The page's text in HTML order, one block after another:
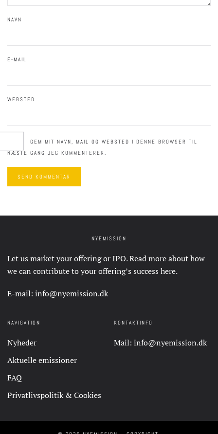
NAVN
E-MAIL
WEBSTED
GEM MIT NAVN, MAIL OG WEBSTED I DENNE BROWSER TIL
NÆSTE GANG JEG KOMMENTERER.
SEND KOMMENTAR
NYEMISSION
Let us market your offering or IPO. Read more about how
we can contribute to your offering’s success here.
E-mail: info@nyemission.dk
NAVIGATION
Nyheder
Aktuelle emissioner
FAQ
Privatlivspolitik & Cookies
KONTAKTINFO
Mail: info@nyemission.dk